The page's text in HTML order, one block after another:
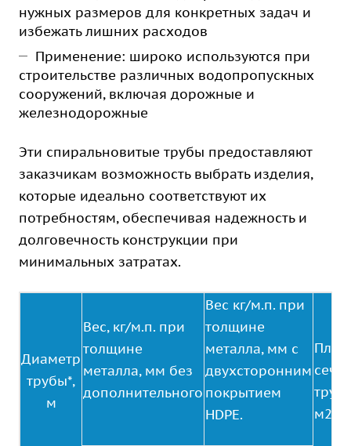
нужных размеров для конкретных задач и
избежать лишних расходов
Применение: широко используются при
строительстве различных водопропускных
сооружений, включая дорожные и
железнодорожные
Эти спиральновитые трубы предоставляют
заказчикам возможность выбрать изделия,
которые идеально соответствуют их
потребностям, обеспечивая надежность и
долговечность конструкции при
минимальных затратах.
Диаметр
трубы*,
м
Вес, кг/м.п. при
толщине
металла, мм без
дополнительного
Вес кг/м.п. при
толщине
металла, мм с
двухсторонним
покрытием
HDPE.
м2